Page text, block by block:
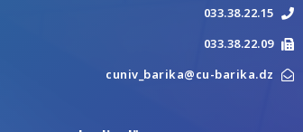
033.38.22.15
033.38.22.09
cuniv_barika@cu-barika.dz